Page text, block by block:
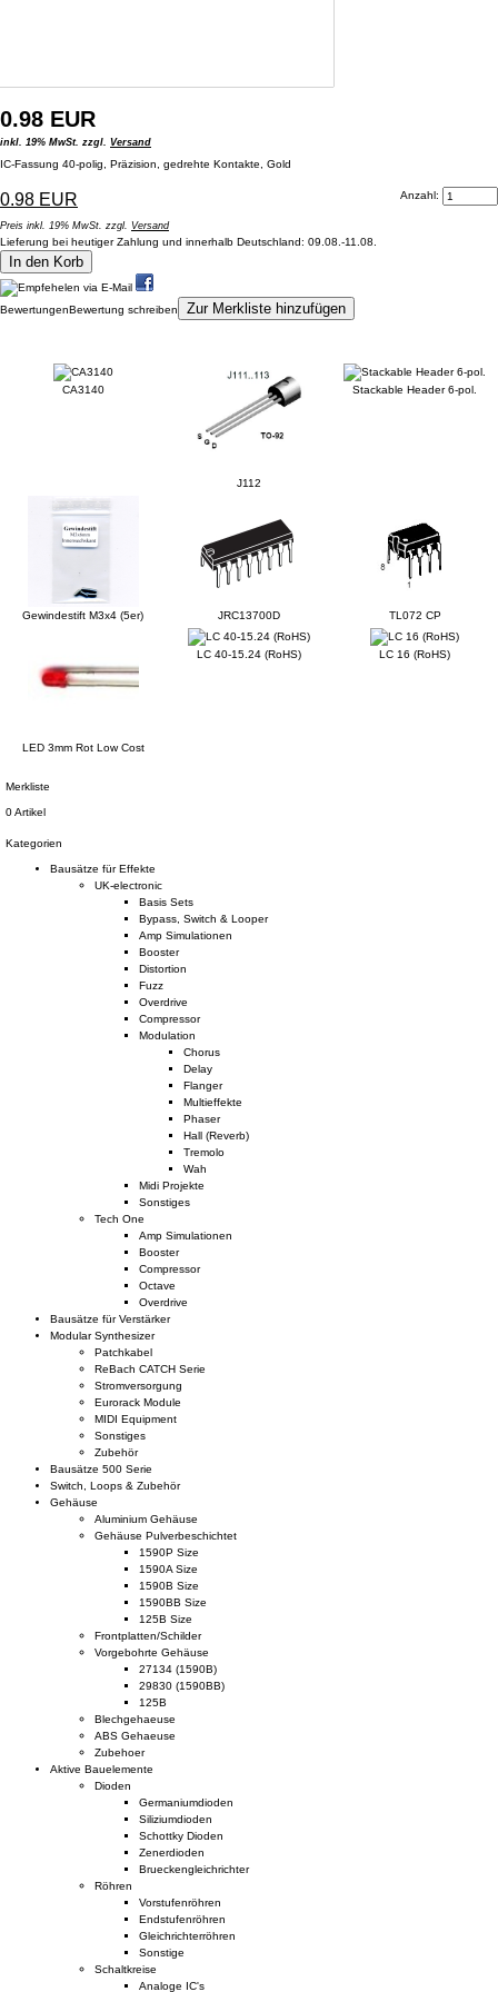
0.98 EUR
inkl. 19% MwSt. zzgl. Versand
IC-Fassung 40-polig, Präzision, gedrehte Kontakte, Gold
Anzahl:
0.98 EUR
Preis inkl. 19% MwSt. zzgl. Versand
Lieferung bei heutiger Zahlung und innerhalb Deutschland: 09.08.-11.08.
In den Korb
BewertungenBewertung schreiben Zur Merkliste hinzufügen
CA3140
J112
Stackable Header 6-pol.
Gewindestift M3x4 (5er) JRC13700D TL072 CP
LED 3mm Rot Low Cost
LC 40-15.24 (RoHS) LC 16 (RoHS)
Merkliste
0 Artikel
Kategorien
Bausätze für Effekte
UK-electronic
Basis Sets
Bypass, Switch & Looper
Amp Simulationen
Booster
Distortion
Fuzz
Overdrive
Compressor
Modulation
Chorus
Delay
Flanger
Multieffekte
Phaser
Hall (Reverb)
Tremolo
Wah
Midi Projekte
Sonstiges
Tech One
Amp Simulationen
Booster
Compressor
Octave
Overdrive
Bausätze für Verstärker
Modular Synthesizer
Patchkabel
ReBach CATCH Serie
Stromversorgung
Eurorack Module
MIDI Equipment
Sonstiges
Zubehör
Bausätze 500 Serie
Switch, Loops & Zubehör
Gehäuse
Aluminium Gehäuse
Gehäuse Pulverbeschichtet
1590P Size
1590A Size
1590B Size
1590BB Size
125B Size
Frontplatten/Schilder
Vorgebohrte Gehäuse
27134 (1590B)
29830 (1590BB)
125B
Blechgehaeuse
ABS Gehaeuse
Zubehoer
Aktive Bauelemente
Dioden
Germaniumdioden
Siliziumdioden
Schottky Dioden
Zenerdioden
Brueckengleichrichter
Röhren
Vorstufenröhren
Endstufenröhren
Gleichrichterröhren
Sonstige
Schaltkreise
Analoge IC's